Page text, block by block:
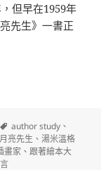
但早在1959年
先生》一書正
標
籤
author study 、
月亮先生 、湯米溫格
畫家 、跟著繪本大
湯米・溫格爾 Tomi